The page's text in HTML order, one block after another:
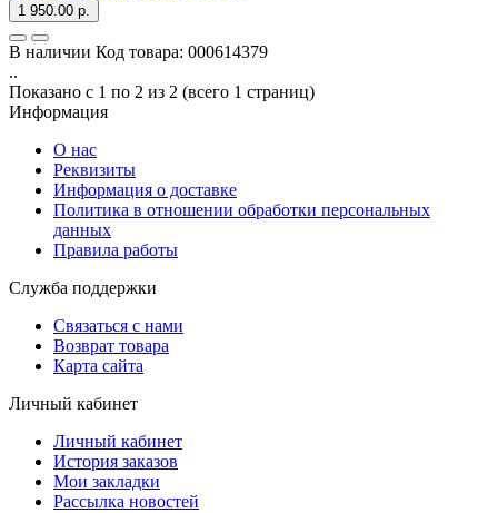
1 950.00 р.
В наличии Код товара: 000614379
..
Показано с 1 по 2 из 2 (всего 1 страниц)
Информация
О нас
Реквизиты
Информация о доставке
Политика в отношении обработки персональных
данных
Правила работы
Служба поддержки
Связаться с нами
Возврат товара
Карта сайта
Личный кабинет
Личный кабинет
История заказов
Мои закладки
Рассылка новостей